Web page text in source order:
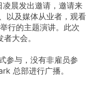
晨发出邀请，邀请来
以及媒体从业者，观看
行的主题演讲。此次
大会。
参与，没有非雇员参
总部进行广播。